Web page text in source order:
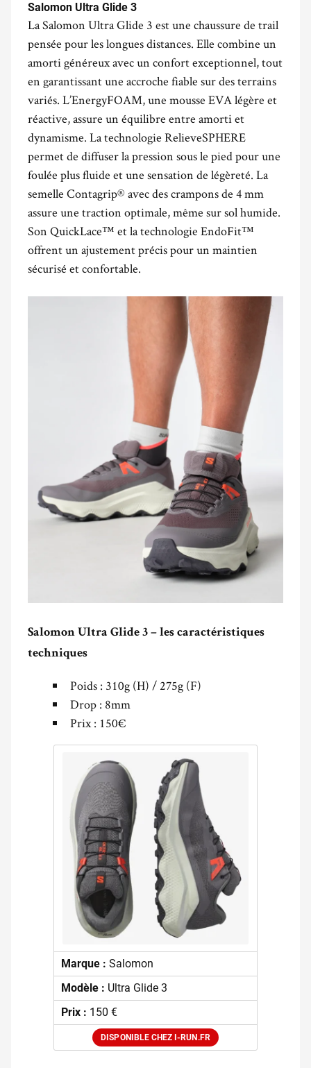
Salomon Ultra Glide 3
La Salomon Ultra Glide 3 est une chaussure de trail
pensée pour les longues distances. Elle combine un
amorti généreux avec un confort exceptionnel, tout
en garantissant une accroche fiable sur des terrains
variés. L’EnergyFOAM, une mousse EVA légère et
réactive, assure un équilibre entre amorti et
dynamisme. La technologie RelieveSPHERE
permet de diffuser la pression sous le pied pour une
foulée plus fluide et une sensation de légèreté. La
semelle Contagrip® avec des crampons de 4 mm
assure une traction optimale, même sur sol humide.
Son QuickLace™ et la technologie EndoFit™
offrent un ajustement précis pour un maintien
sécurisé et confortable.
Salomon Ultra Glide 3 – les caractéristiques
techniques
Poids : 310g (H) / 275g (F)
Drop : 8mm
Prix : 150€
Marque : Salomon
Modèle : Ultra Glide 3
Prix : 150 €
DISPONIBLE CHEZ I-RUN.FR